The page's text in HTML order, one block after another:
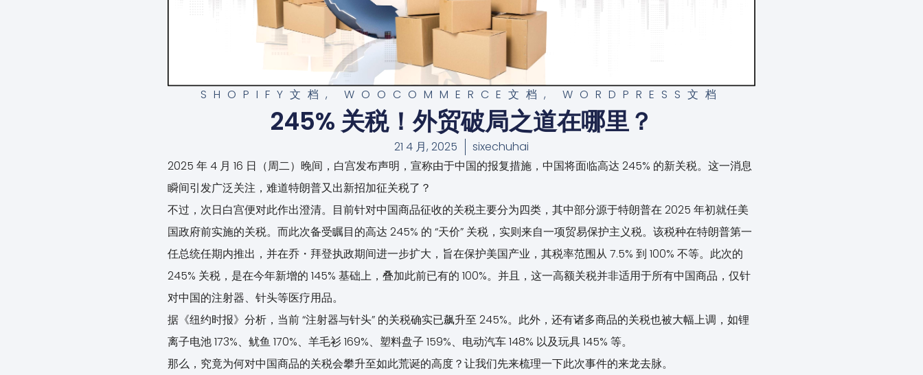
SHOPIFY文档 , WOOCOMMERCE文档 , WORDPRESS文档
245% 关税！外贸破局之道在哪里？
21 4 月, 2025
sixechuhai
2025 年 4 月 16 日（周二）晚间，白宫发布声明，宣称由于中国的报复措施，中国将面临高达 245% 的新关税。这一消息
瞬间引发广泛关注，难道特朗普又出新招加征关税了？
不过，次日白宫便对此作出澄清。目前针对中国商品征收的关税主要分为四类，其中部分源于特朗普在 2025 年初就任美
国政府前实施的关税。而此次备受瞩目的高达 245% 的 “天价” 关税，实则来自一项贸易保护主义税。该税种在特朗普第一
任总统任期内推出，并在乔・拜登执政期间进一步扩大，旨在保护美国产业，其税率范围从 7.5% 到 100% 不等。此次的
245% 关税，是在今年新增的 145% 基础上，叠加此前已有的 100%。并且，这一高额关税并非适用于所有中国商品，仅针
对中国的注射器、针头等医疗用品。
据《纽约时报》分析，当前 “注射器与针头” 的关税确实已飙升至 245%。此外，还有诸多商品的关税也被大幅上调，如锂
离子电池 173%、鱿鱼 170%、羊毛衫 169%、塑料盘子 159%、电动汽车 148% 以及玩具 145% 等。
那么，究竟为何对中国商品的关税会攀升至如此荒诞的高度？让我们先来梳理一下此次事件的来龙去脉。